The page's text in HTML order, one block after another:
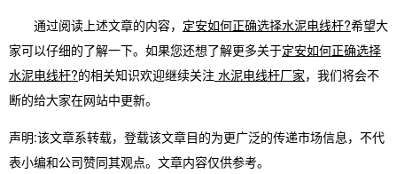
通过阅读上述文章的内容， 定安如何正确选择水泥电线杆?希望大
家可以仔细的了解一下。如果您还想了解更多关于定安如何正确选择
水泥电线杆?的相关知识欢迎继续关注 水泥电线杆厂家，我们将会不
断的给大家在网站中更新。
声明:该文章系转载，登载该文章目的为更广泛的传递市场信息，不代
表小编和公司赞同其观点。文章内容仅供参考。